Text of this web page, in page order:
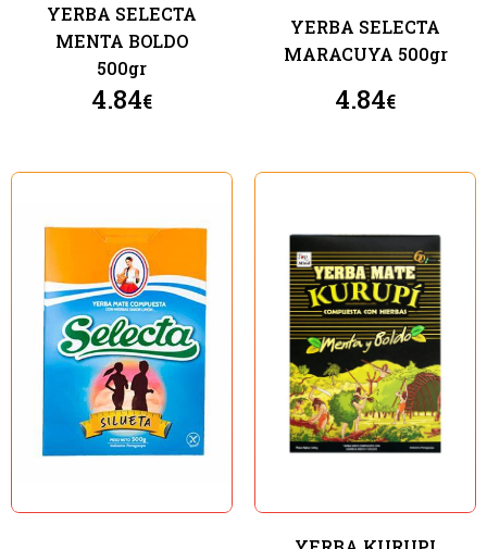
YERBA SELECTA
MENTA BOLDO
500gr
4.84€
YERBA SELECTA
MARACUYA 500gr
4.84€